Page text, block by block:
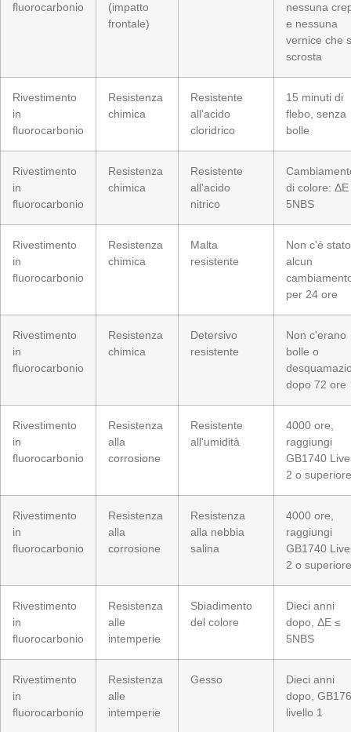
fluorocarbonio
(impatto
frontale)
nessuna
e nessuna
vernice che
scrosta
Rivestimento
in
fluorocarbonio
Resistenza
chimica
Resistente
all'acido
cloridrico
15 minuti di
flebo, senza
bolle
Rivestimento
in
fluorocarbonio
Resistenza
chimica
Resistente
all'acido
nitrico
di colore: ΔE
5NBS
Rivestimento
in
fluorocarbonio
Resistenza
chimica
Malta
resistente
Non c'è stato
alcun
per 24 ore
Rivestimento
in
fluorocarbonio
Resistenza
chimica
Detersivo
resistente
Non c'erano
bolle o
dopo 72 ore
Rivestimento
in
fluorocarbonio
Resistenza
alla
corrosione
Resistente
all'umidità
4000 ore,
raggiungi
GB1740
2 o superiore
Rivestimento
in
fluorocarbonio
Resistenza
alla
corrosione
Resistenza
alla nebbia
salina
4000 ore,
raggiungi
GB1740
2 o superiore
Rivestimento
in
fluorocarbonio
Resistenza
alle
intemperie
Sbiadimento
del colore
Dieci anni
dopo, ΔE ≤
5NBS
Rivestimento
in
fluorocarbonio
Resistenza
alle
intemperie
Gesso
Dieci anni
dopo,
livello 1